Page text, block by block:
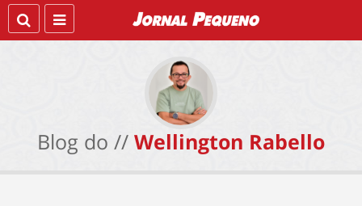
Blog do // Wellington Rabello